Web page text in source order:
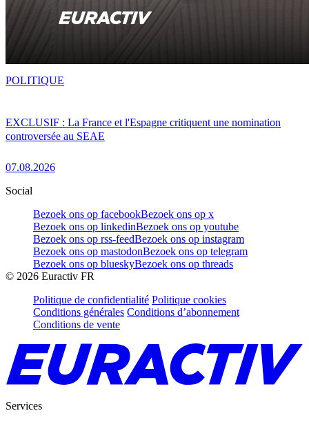
EXCLUSIF : La France et l'Espagne critiquent une nomination
controversée au SEAE
07.08.2026
POLITIQUE
Social
Bezoek ons op facebookBezoek ons op x
Bezoek ons op linkedinBezoek ons op youtube
Bezoek ons op rss-feedBezoek ons op instagram
Bezoek ons op mastodonBezoek ons op telegram
Bezoek ons op blueskyBezoek ons op threads
© 2026 Euractiv FR
Politique de confidentialité Politique cookies
Conditions générales Conditions d’abonnement
Conditions de vente
Services